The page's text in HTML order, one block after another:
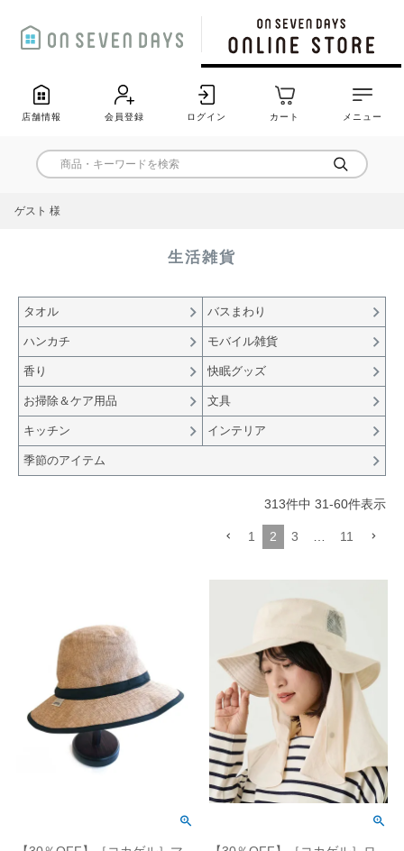
店舗情報 会員登録 ログイン カート メニュー
ゲスト 様
生活雑貨
タオル バスまわり
ハンカチ モバイル雑貨
香り 快眠グッズ
お掃除＆ケア用品 文具
キッチン インテリア
季節のアイテム
313件中 31-60件表示
1 2 3 11